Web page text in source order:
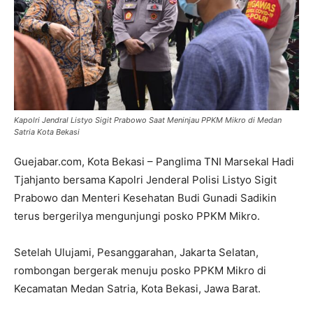
Kapolri Jendral Listyo Sigit Prabowo Saat Meninjau PPKM Mikro di Medan
Satria Kota Bekasi
Guejabar.com, Kota Bekasi – Panglima TNI Marsekal Hadi
Tjahjanto bersama Kapolri Jenderal Polisi Listyo Sigit
Prabowo dan Menteri Kesehatan Budi Gunadi Sadikin
terus bergerilya mengunjungi posko PPKM Mikro.
Setelah Ulujami, Pesanggarahan, Jakarta Selatan,
rombongan bergerak menuju posko PPKM Mikro di
Kecamatan Medan Satria, Kota Bekasi, Jawa Barat.